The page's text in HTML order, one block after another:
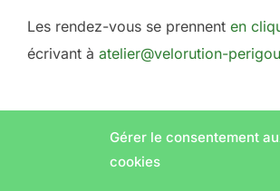
Gérer le consentement
cookies
Les rendez-vous se prennent en
écrivant à atelier@velorution-